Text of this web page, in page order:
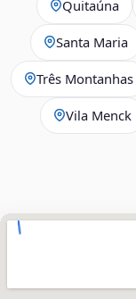
Quitaúna
Santa Maria
Três Montanhas
Vila Menck